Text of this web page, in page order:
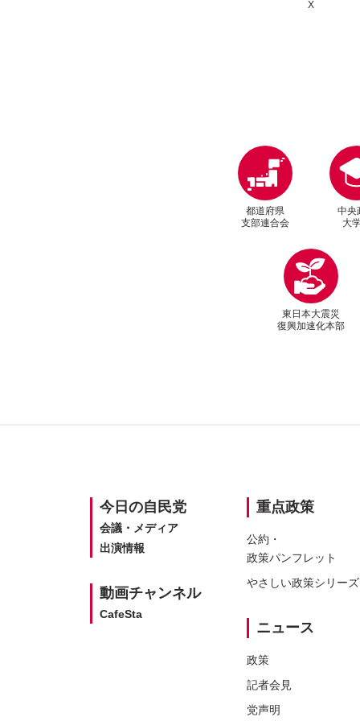
X
都道府県
支部連合会
中央
大
東日本大震災
復興加速化本部
SITEMAP
今日の自民党
会議・メディア
出演情報
動画チャンネル
CafeSta
重点政策
公約・
政策パンフレット
やさしい政策シリーズ
ニュース
政策
記者会見
党声明